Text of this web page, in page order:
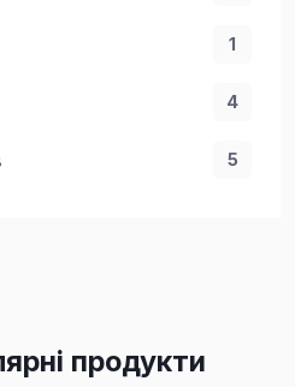
1
4
5
продукти